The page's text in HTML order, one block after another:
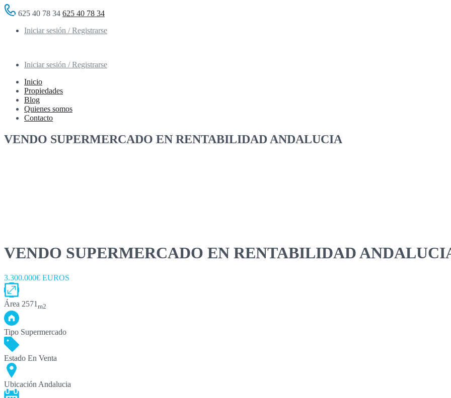
625 40 78 34 625 40 78 34
Iniciar sesión / Registrarse
Iniciar sesión / Registrarse
Inicio
Propiedades
Blog
Quienes somos
Contacto
VENDO SUPERMERCADO EN RENTABILIDAD ANDALUCIA
VENDO SUPERMERCADO EN RENTABILIDAD
3.300.000€ EUROS
Área 2571 m2
Tipo Supermercado
Estado En Venta
Ubicación Andalucia